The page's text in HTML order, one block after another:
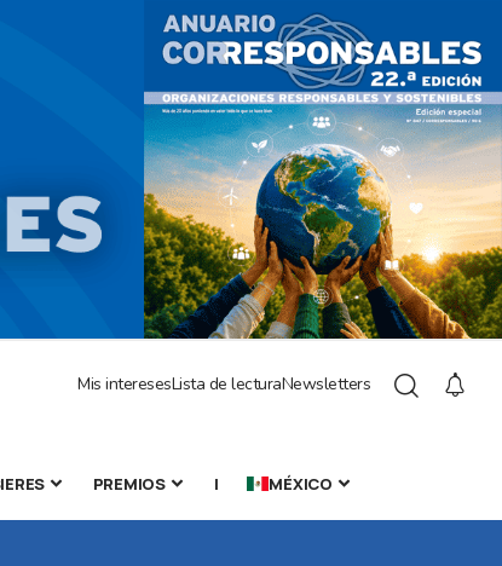
Mis interesesLista de lecturaNewsletters
PREMIOS | MÉXICO